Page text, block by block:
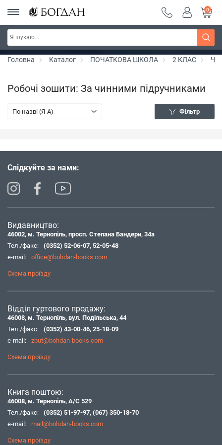
Серія "Чейзіана" ~ знижка 20%
0
Головна Каталог ПОЧАТКОВА ШКОЛА 2 КЛАС
Робочі зошити: За чинними підручниками
По назві (Я-А) Фільтр
Слідкуйте за нами:
Видавництво:
46002, м. Тернопіль, просп. Степана Бандери, 34а
Тел./факс:
(0352) 52-06-07, 52-05-48
e-mail:
office@bohdan-books.com
Схема проїзду
Відділ гуртового продажу:
46008, м. Тернопіль, вул. Подільська, 44
Тел./факс:
(0352) 43-00-46, 25-18-09
e-mail:
zbut@bohdan-books.com
Схема проїзду
Книга поштою:
46008, м. Тернопіль, А/С 529
Тел./факс:
(0352) 51-97-97, (067) 350-18-70
e-mail:
mail@bohdan-books.com
Схема проїзду